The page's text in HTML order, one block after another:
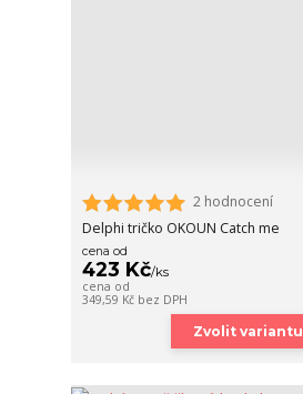
2 hodnocení
Delphi tričko OKOUN Catch me
cena od
423 Kč/ks
cena od
349,59 Kč bez DPH
Zvolit variantu